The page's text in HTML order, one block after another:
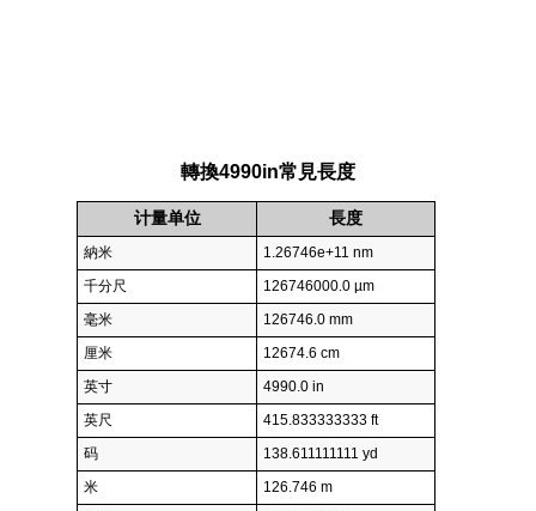
轉換4990in常見長度
计量单位 長度
納米
1.26746e+11 nm
千分尺
126746000.0 µm
毫米
126746.0 mm
厘米
12674.6 cm
英寸
4990.0 in
英尺
415.833333333 ft
码
138.611111111 yd
米
126.746 m